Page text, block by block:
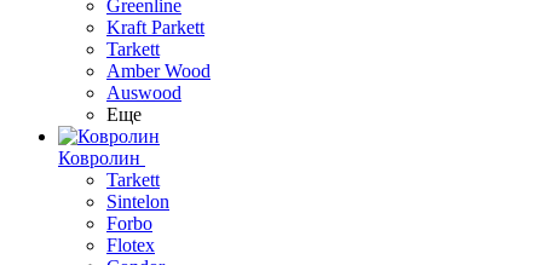
Greenline
Kraft Parkett
Tarkett
Amber Wood
Auswood
Еще
Ковролин
Tarkett
Sintelon
Forbo
Flotex